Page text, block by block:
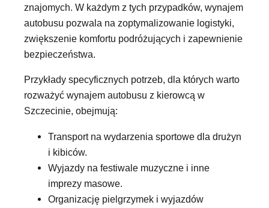
znajomych. W każdym z tych przypadków, wynajem
autobusu pozwala na zoptymalizowanie logistyki,
zwiększenie komfortu podróżujących i zapewnienie
bezpieczeństwa.
Przykłady specyficznych potrzeb, dla których warto
rozważyć wynajem autobusu z kierowcą w
Szczecinie, obejmują:
Transport na wydarzenia sportowe dla drużyn
i kibiców.
Wyjazdy na festiwale muzyczne i inne
imprezy masowe.
Organizację pielgrzymek i wyjazdów